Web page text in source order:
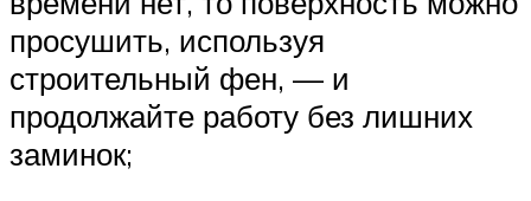
просушить, используя
строительный фен, — и
продолжайте работу без лишних
заминок;